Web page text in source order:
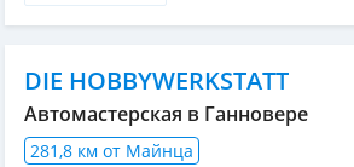
DIE HOBBYWERKSTATT
Автомастерская в Ганновере
281,8 км от Майнца